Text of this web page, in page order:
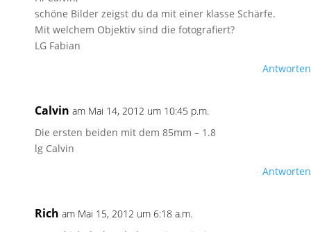
schöne Bilder zeigst du da mit einer klasse Schärfe.
Mit welchem Objektiv sind die fotografiert?
LG Fabian
Antworten
Calvin am Mai 14, 2012 um 10:45 p.m.
Die ersten beiden mit dem 85mm – 1.8
lg Calvin
Antworten
Rich am Mai 15, 2012 um 6:18 a.m.